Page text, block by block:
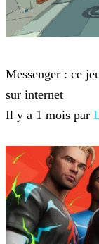
Messenger : ce
sur internet
Il y a 1 mois par